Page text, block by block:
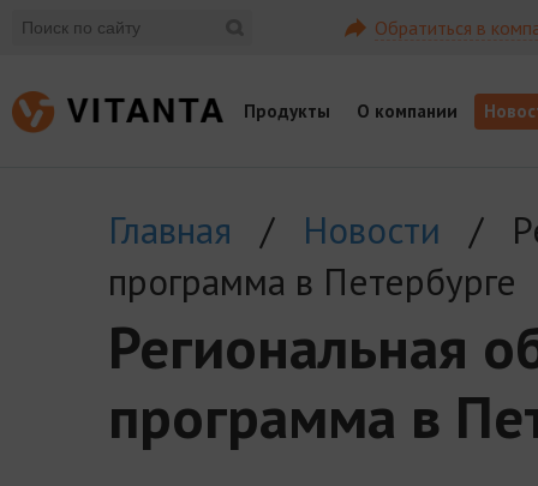
Обратиться в
Продукты О компании
Главная / Новости /
программа в Петербурге
Региональная
программа в